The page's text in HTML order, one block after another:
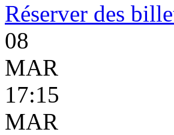
Réserver des
08
MAR
17:15
MAR